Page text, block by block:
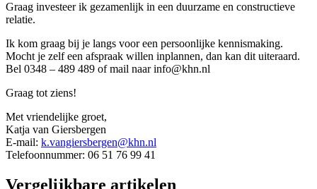
Graag investeer ik gezamenlijk in een duurzame en constructieve
relatie.
Ik kom graag bij je langs voor een persoonlijke kennismaking.
Mocht je zelf een afspraak willen inplannen, dan kan dit uiteraard.
Bel 0348 – 489 489 of mail naar info@khn.nl
Graag tot ziens!
Met vriendelijke groet,
Katja van Giersbergen
E-mail: k.vangiersbergen@khn.nl
Telefoonnummer: 06 51 76 99 41
Vergelijkbare artikelen